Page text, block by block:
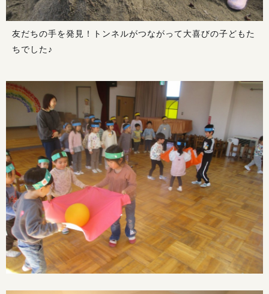
友だちの手を発見！トンネルがつながって大喜びの子どもた
ちでした♪